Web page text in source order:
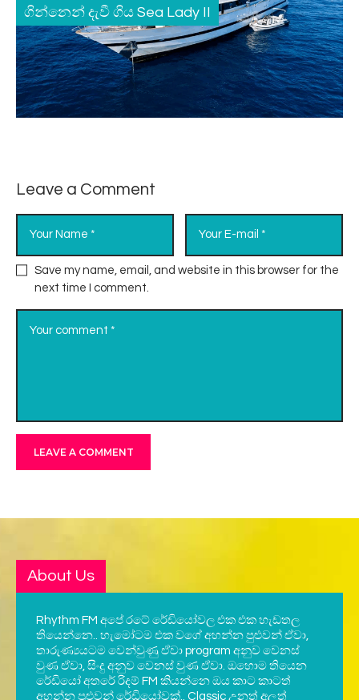
ගින්නෙන් දැවී ගිය Sea Lady II
Leave a Comment
Save my name, email, and website in this browser for the
next time I comment.
About Us
Rhythm FM අපේ රටේ රේඩියෝවල එක එක හැඩතල
තියෙන්නෙ.. හැමෝටම එක වගේ අහන්න පුළුවන් ඒවා,
තාරුණ්‍යයටම වෙන්වුණු ඒවා program අනුව වෙනස්
වුණ ඒවා, සිංදු අනුව වෙනස් වුණ ඒවා. ඔහොම තියෙන
රේඩියෝ අතරේ රිදම් FM කියන්නෙ ඔය කාට කාටත්
අහන්න පුළුවන් රේඩියෝවක්.. Classic උනත් අලුත්